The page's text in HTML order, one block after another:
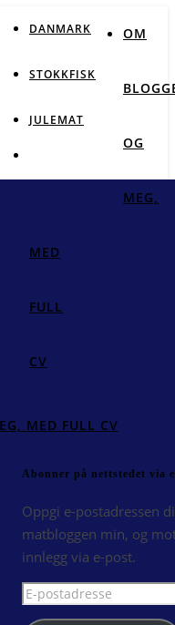
DANMARK
STOKKFISK
JULEMAT
OM
OG
MEG,
MED
FULL
CV
MED FULL CV
Abonner på nettstedet via
Oppgi e-postadressen
matbloggen min, og
innlegg via e-post.
E-
postadresse